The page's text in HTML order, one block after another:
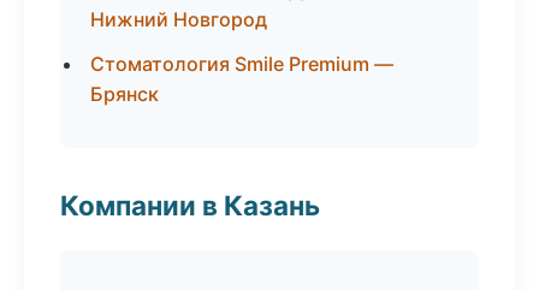
Нижний Новгород
Стоматология Smile Premium —
Брянск
Компании в Казань